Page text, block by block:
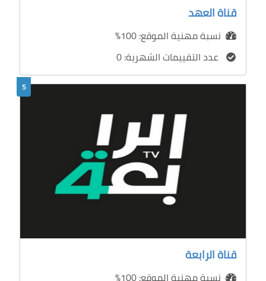
قناة العهد
نسبة مهنية الموقع: 100%
عدد التقييمات الشهرية: 0
قناة الرابعة
5